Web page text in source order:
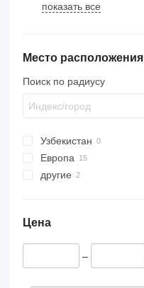
TGS
B-series
показать все
Место расположения
Поиск по радиусу
Узбекистан
Европа
Литва
другие
Цена
–